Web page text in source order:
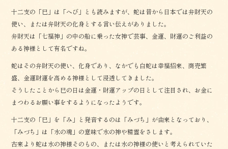
十二支の「巳」は「へび」とも読みますが、蛇は昔から日本では弁財天の
使い、または弁財天の化身とする言い伝えがありました。
弁財天は「七福神」の中の船に乗った女神で芸事、金運、財運のご利益の
ある神様として有名ですね。
蛇はその弁財天の使い、化身であり、なかでも白蛇は幸福招来、商売繁
盛、金運財運を高める神様として浸透してきました。
そうしたことから巳の日は金運・財運アップの日として注目され、お金に
まつわるお願い事をするようになったようです。
十二支の「巳」を「み」と発音するのは「みづち」が由来となっており、
「みづち」は「水の魂」の意味で水の神や精霊をさします。
古来より蛇は水の神様そのもの、または水の神様の使いと考えられていた